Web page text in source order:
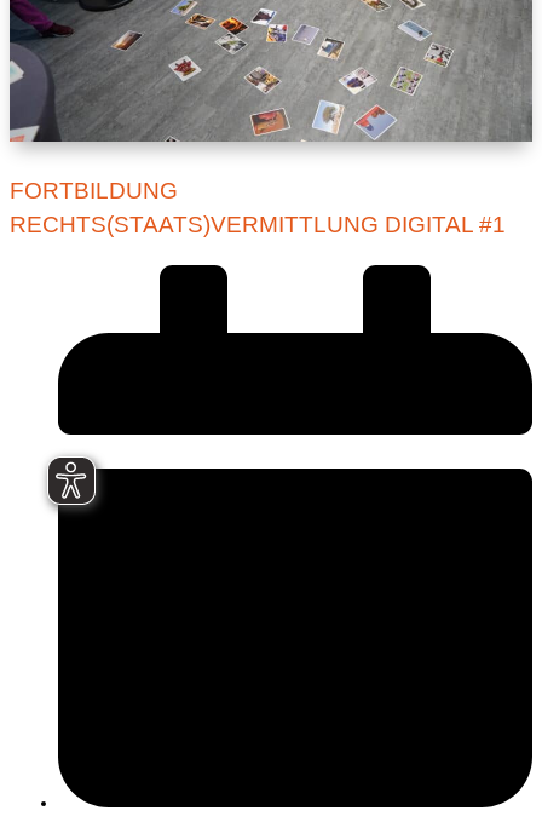
FORTBILDUNG
RECHTS(STAATS)VERMITTLUNG DIGITAL #1